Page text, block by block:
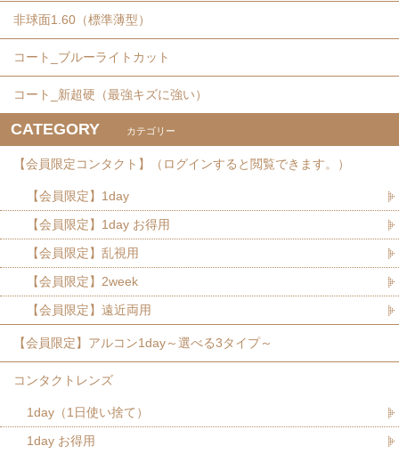
非球面1.60（標準薄型）
コート_ブルーライトカット
コート_新超硬（最強キズに強い）
CATEGORY カテゴリー
【会員限定コンタクト】（ログインすると閲覧できます。）
【会員限定】1day
【会員限定】1day お得用
【会員限定】乱視用
【会員限定】2week
【会員限定】遠近両用
【会員限定】アルコン1day～選べる3タイプ～
コンタクトレンズ
1day（1日使い捨て）
1day お得用